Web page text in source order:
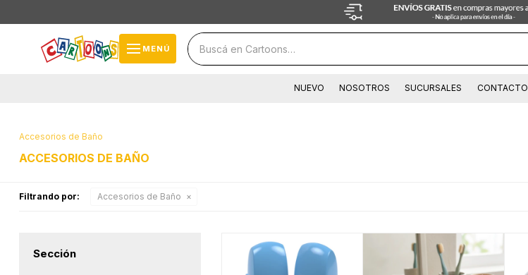
menu MENÚ
NUEVO NOSOTROS SUCURSALES CONTACTO
Accesorios de Baño
ACCESORIOS DE BAÑO
Filtrando por: Accesorios de Baño
Sección
close
storefront